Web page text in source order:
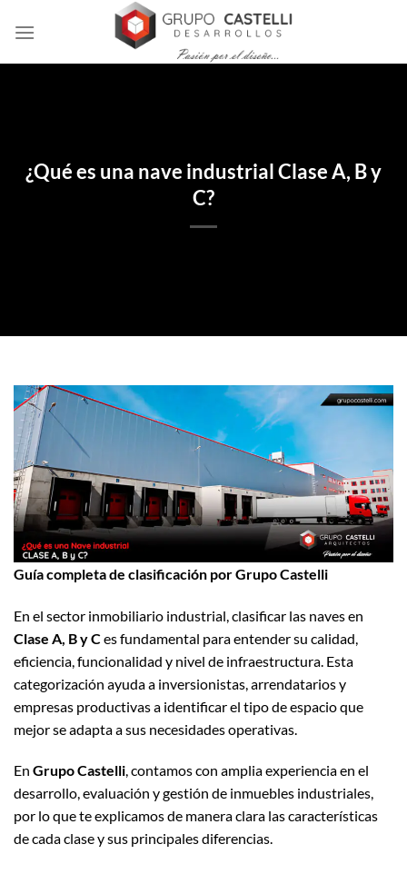
¿Qué es una nave industrial Clase A, B y
C?
Guía completa de clasificación por Grupo Castelli
En el sector inmobiliario industrial, clasificar las naves en
Clase A, B y Ces fundamental para entender su calidad,
eficiencia, funcionalidad y nivel de infraestructura. Esta
categorización ayuda a inversionistas, arrendatarios y
empresas productivas a identificar el tipo de espacio que
mejor se adapta a sus necesidades operativas.
En Grupo Castelli, contamos con amplia experiencia en el
desarrollo, evaluación y gestión de inmuebles industriales,
por lo que te explicamos de manera clara las características
de cada clase y sus principales diferencias.